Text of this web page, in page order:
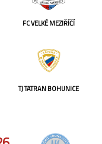
FC VELKÉ MEZIŘÍČÍ
TJ TATRAN BOHUNICE